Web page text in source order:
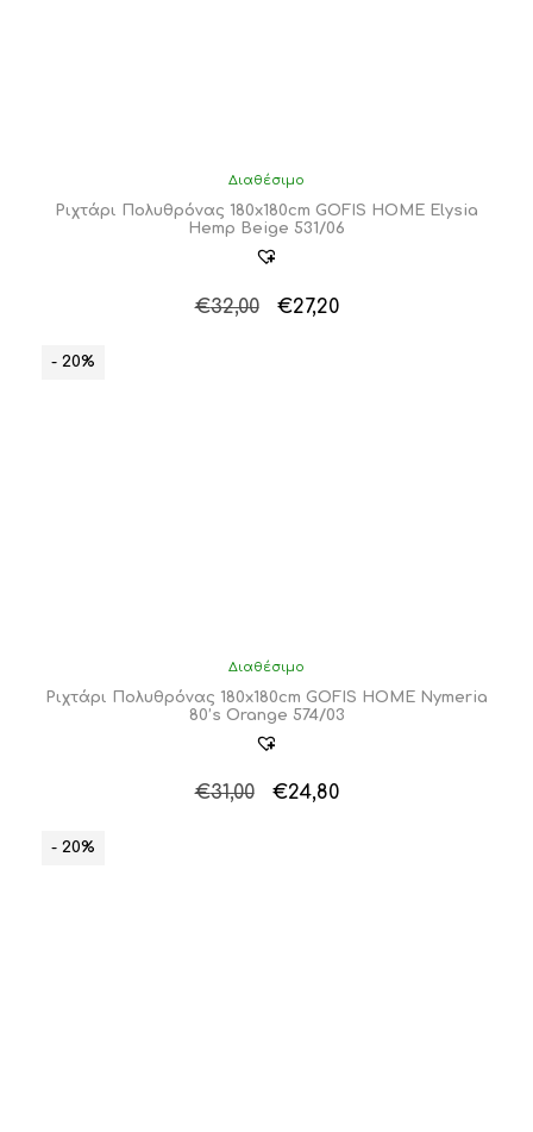
Διαθέσιμο
Ριχτάρι Πολυθρόνας 180x180cm GOFIS HOME Elysia
Hemp Beige 531/06
€32,00
Original
€27,20Η
- 20%
Διαθέσιμο
Ριχτάρι Πολυθρόνας 180x180cm GOFIS HOME Nymeria
80’s Orange 574/03
€31,00
Original
€24,80Η
- 20%